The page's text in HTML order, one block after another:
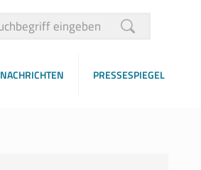
NACHRICHTEN PRESSESPIEGEL